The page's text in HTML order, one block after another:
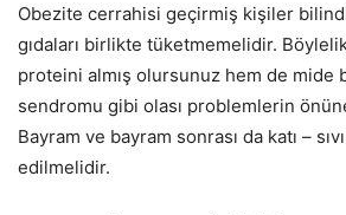
Obezite cerrahisi geçirmiş kişiler
gıdaları birlikte tüketmemelidir.
proteini almış olursunuz hem de mide
sendromu gibi olası problemlerin
Bayram ve bayram sonrası da katı –
edilmelidir.